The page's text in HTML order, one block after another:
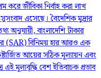
করে জীবিকা নির্বাহ করা লাখ
এসেছে। বৈদেশিক মুদ্রার
অনুযায়ী, বাংলাদেশি টাকার
(SAR) বিনিময় হার আরও এক
আয়ের সঠিক মূল্যায়ন এবং
এই মূল্যবৃদ্ধি বেশ ইতিবাচক প্রভাব